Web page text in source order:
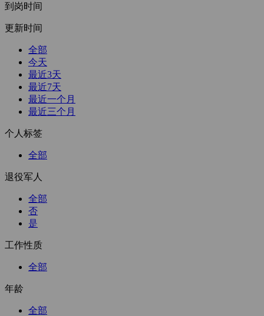
到岗时间
更新时间
全部
今天
最近3天
最近7天
最近一个月
最近三个月
个人标签
全部
退役军人
全部
否
是
工作性质
全部
年龄
全部